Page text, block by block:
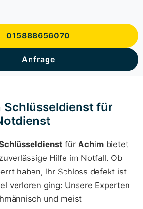
015888656070
Anfrage
Schlüsseldienst für
für Achim bietet
Hilfe im Notfall. Ob
haben, Ihr Schloss defekt ist
verloren ging: Unsere Experten
und meist